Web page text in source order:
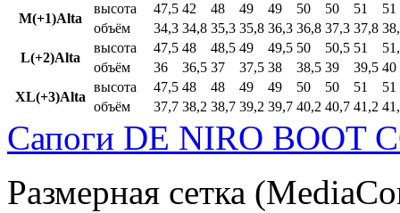
M(+1)Alta
высота 47,5 42 48 49 49 50 50 51
51
объём
34,3 34,8 35,3 35,8 36,3 36,8 37,3 37,8
L(+2)Alta
высота 47,5 48 48,5 49 49,5 50 50,5 51
объём
36 36,5 37 37,5 38 38,5 39 39,5 40
XL(+3)Alta
высота 47,5 48 48 49 49 50 50 51
51
объём
37,7 38,2 38,7 39,2 39,7 40,2 40,7 41,2
Сапоги DE NIRO BOOT
Размерная сетка